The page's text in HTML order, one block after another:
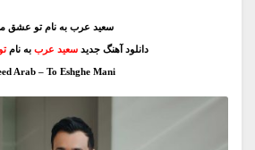
سعید عرب به نام تو عشق
دانلود آهنگ جدیدسعید عرببه نام
Arab – To Eshghe Mani